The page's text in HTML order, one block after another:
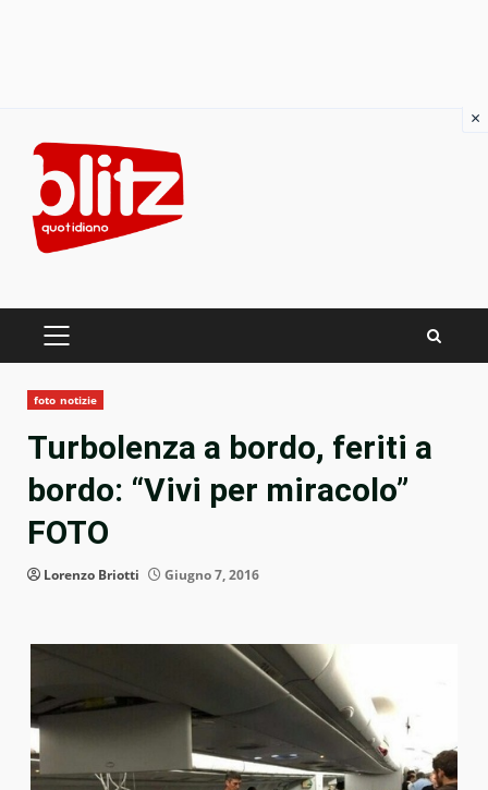
content
PRIMARY
foto notizie
Turbolenza a bordo, feriti a
bordo: “Vivi per miracolo”
FOTO
Lorenzo Briotti Giugno 7, 2016
×